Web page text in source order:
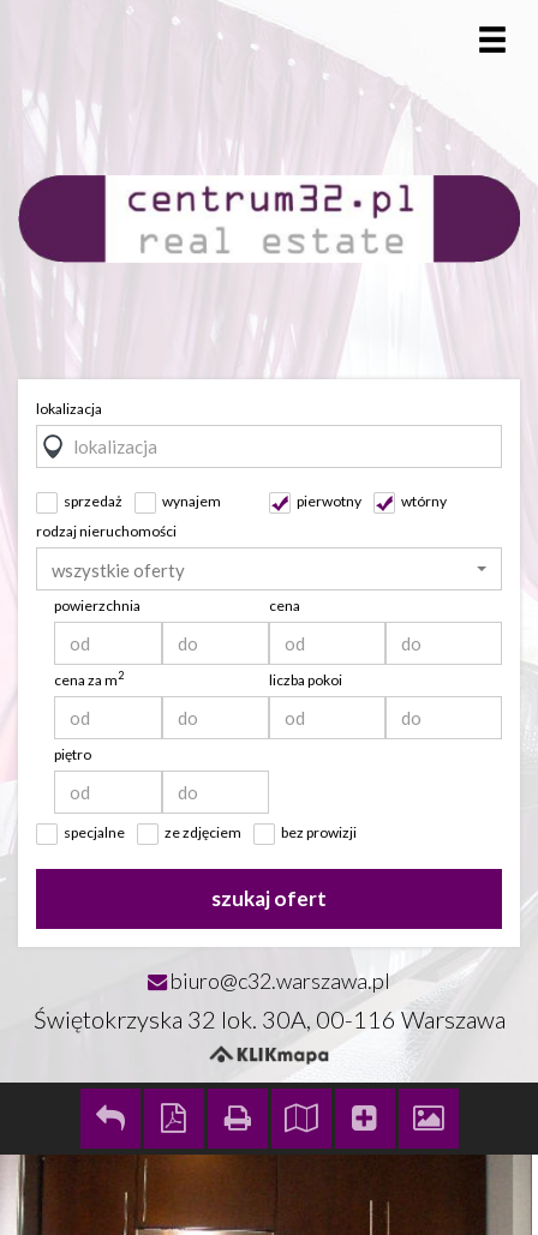
lokalizacja
sprzedaż wynajem pierwotny
wtórny
rodzaj nieruchomości
wszystkie oferty
powierzchnia cena
cena za m2 liczba pokoi
piętro
specjalne ze zdjęciem bez prowizji
szukaj ofert
biuro@c32.warszawa.pl
Świętokrzyska 32 lok. 30A, 00-116 Warszawa